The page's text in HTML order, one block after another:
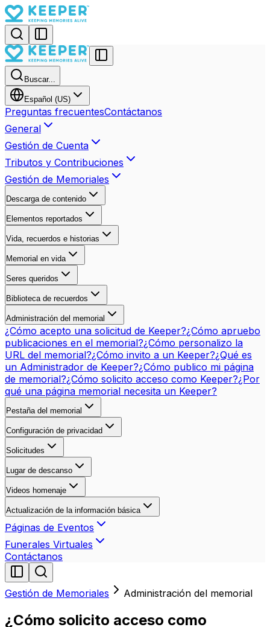
Buscar...
Español (US)
Preguntas frecuentesContáctanos
General
Gestión de Cuenta
Tributos y Contribuciones
Gestión de Memoriales
Descarga de contenido
Elementos reportados
Vida, recuerdos e historias
Memorial en vida
Seres queridos
Biblioteca de recuerdos
Administración del memorial
¿Cómo acepto una solicitud de Keeper?¿Cómo apruebo
publicaciones en el memorial?¿Cómo personalizo la
URL del memorial?¿Cómo invito a un Keeper?¿Qué es
un Administrador de Keeper?¿Cómo publico mi página
de memorial?¿Cómo solicito acceso como Keeper?¿Por
qué una página memorial necesita un Keeper?
Pestaña del memorial
Configuración de privacidad
Solicitudes
Lugar de descanso
Videos homenaje
Actualización de la información básica
Páginas de Eventos
Funerales Virtuales
Contáctanos
Gestión de Memoriales Administración del memorial
¿Cómo solicito acceso como